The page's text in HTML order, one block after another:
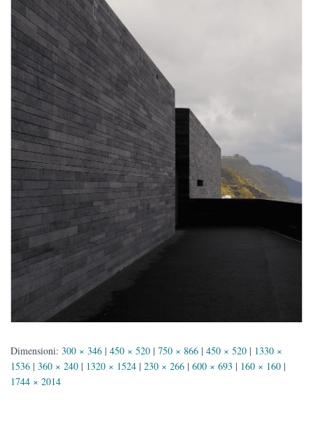
Dimensioni: 300 × 346 | 450 × 520 | 750 × 866 | 450 × 520 | 1330 ×
1536 | 360 × 240 | 1320 × 1524 | 230 × 266 | 600 × 693 | 160 × 160 |
1744 × 2014